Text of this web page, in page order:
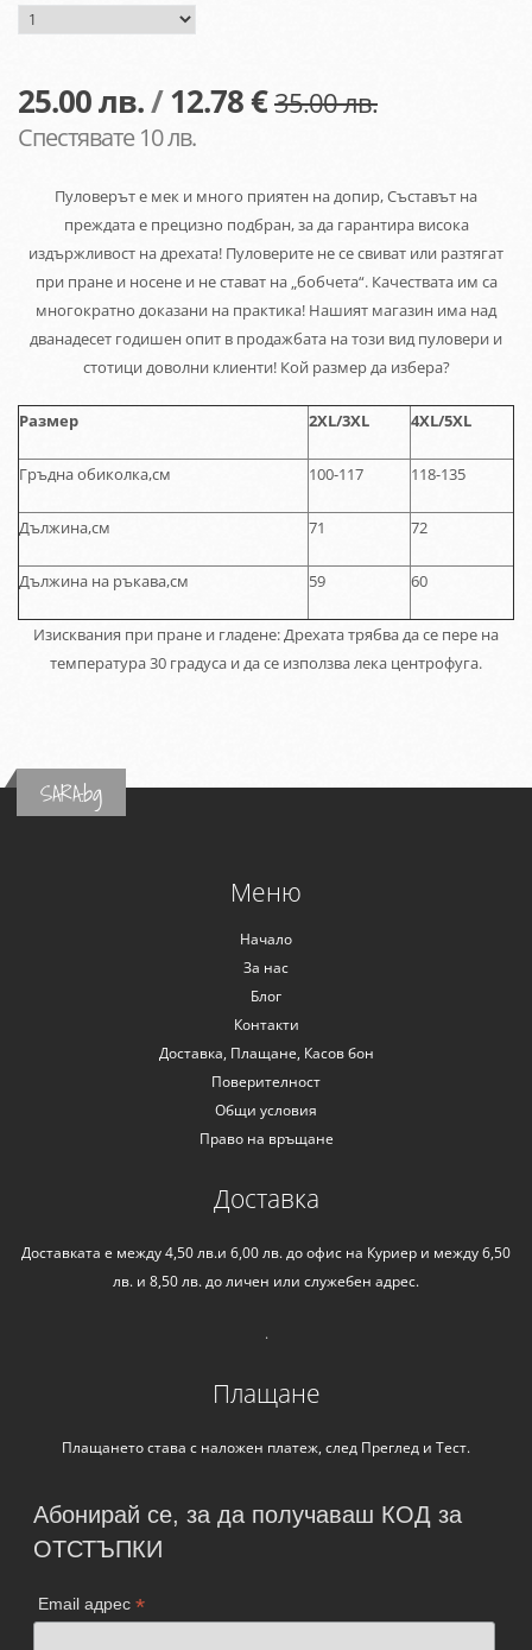
25.00лв./12.78 €35.00 лв.
Спестявате 10 лв.
Пуловерът е мек и много приятен на допир, Съставът на
преждата е прецизно подбран, за да гарантира висока
издържливост на дрехата! Пуловерите не се свиват или разтягат
при пране и носене и не стават на „бобчета“. Качествата им са
многократно доказани на практика! Нашият магазин има над
дванадесет годишен опит в продажбата на този вид пуловери и
стотици доволни клиенти! Кой размер да избера?
Размер 2XL/3XL 4XL/5XL
Гръдна обиколка,см 100-117 118-135
Дължина,см 71 72
Дължина на ръкава,см 59 60
Изисквания при пране и гладене: Дрехата трябва да се пере на
температура 30 градуса и да се използва лека центрофуга.
SARA.bg
Меню
Начало
За нас
Блог
Контакти
Доставка, Плащане, Касов бон
Поверителност
Общи условия
Право на връщане
Доставка
Доставката е между 4,50 лв.и 6,00 лв. до офис на Куриер и между 6,50
лв. и 8,50 лв. до личен или служебен адрес.
.
Плащане
Плащането става с наложен платеж, след Преглед и Тест.
Абонирай се, за да получаваш КОД за
ОТСТЪПКИ
Email адрес *